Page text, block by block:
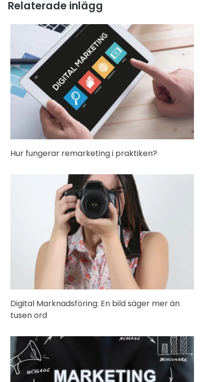
Relaterade inlägg
Hur fungerar remarketing i praktiken?
Digital Marknadsföring: En bild säger mer än
tusen ord